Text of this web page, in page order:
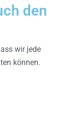
den
wir jede
können.